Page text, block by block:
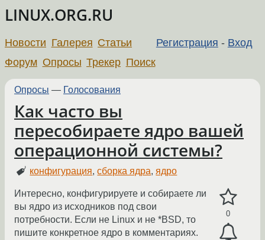
LINUX.ORG.RU
Регистрация - Вход
Новости Галерея Статьи
Форум Опросы Трекер Поиск
Опросы — Голосования
Как часто вы
пересобираете ядро вашей
операционной системы?
конфигурация,сборка ядра,ядро
0
Интересно, конфигурируете и собираете ли
вы ядро из исходников под свои
потребности. Если не Linux и не *BSD, то
пишите конкретное ядро в комментариях.